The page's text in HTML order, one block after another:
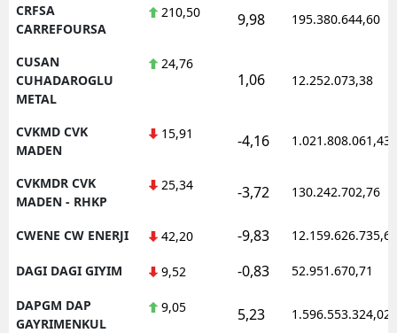
CRFSA
CARREFOURSA
210,50 9,98 195.380.644,60
CUSAN
CUHADAROGLU
METAL
24,76
1,06 12.252.073,38
CVKMD CVK
MADEN
15,91 -4,16 1.021.808.061,43
CVKMDR CVK
MADEN - RHKP
25,34 -3,72 130.242.702,76
CWENE CW ENERJI 42,20 -9,83 12.159.626.735,62
DAGI DAGI GIYIM 9,52 -0,83 52.951.670,71
DAPGM DAP
GAYRIMENKUL
9,05 5,23 1.596.553.324,02